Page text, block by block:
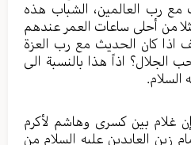
مع رب العالمين، الشباب هذه
من أحلى ساعات العمر عندهم
اذا كان الحديث مع رب العزة
الجلال؟ اذاً هذا بالنسبة الى
السلام.
غلام بين كسرى وهاشم لأكرم
زين العابدين عليه السلام من